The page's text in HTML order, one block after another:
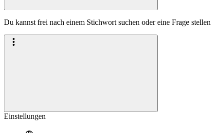
Du kannst frei nach einem Stichwort suchen oder eine Frage stellen
Einstellungen